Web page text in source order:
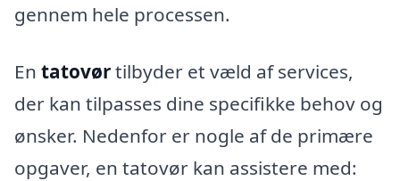
gennem hele processen.
En tatovørtilbyder et væld af services,
der kan tilpasses dine specifikke behov og
ønsker. Nedenfor er nogle af de primære
opgaver, en tatovør kan assistere med: